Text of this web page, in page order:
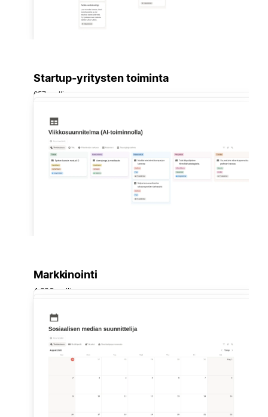
Startup-yritysten toiminta
657 mallia
Markkinointi
4 635 mallia